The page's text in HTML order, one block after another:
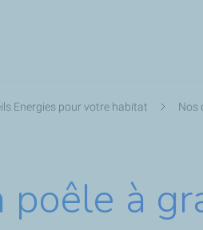
Energies pour votre habitat Nos
poêle à